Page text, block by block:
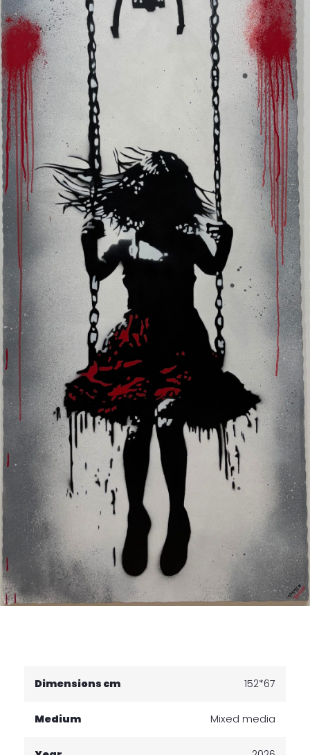
Dimensions cm 152*67
Medium Mixed media